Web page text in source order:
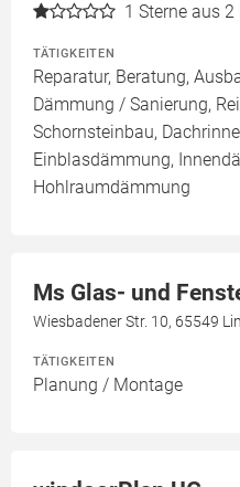
1 Sterne aus
TÄTIGKEITEN
Reparatur, Beratung,
Dämmung / Sanierung,
Schornsteinbau,
Einblasdämmung,
Hohlraumdämmung
Ms Glas- und
Wiesbadener Str. 10, 65549
TÄTIGKEITEN
Planung / Montage